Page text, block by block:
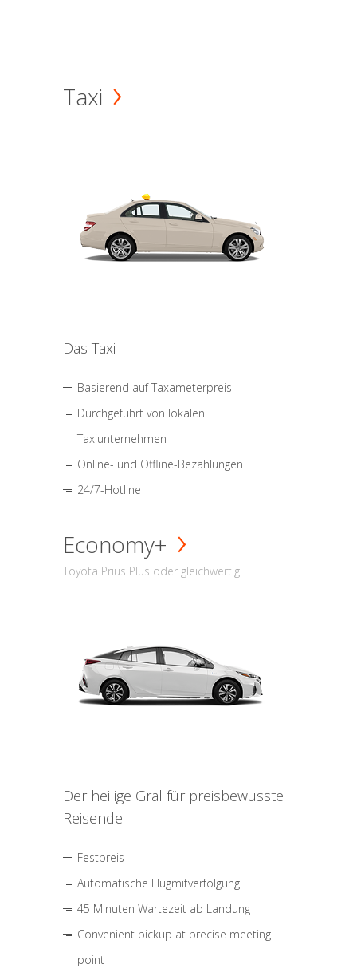
Taxi
Das Taxi
Basierend auf Taxameterpreis
Durchgeführt von lokalen
Taxiunternehmen
Online- und Offline-Bezahlungen
24/7-Hotline
Economy+
Toyota Prius Plus oder gleichwertig
Der heilige Gral für preisbewusste
Reisende
Festpreis
Automatische Flugmitverfolgung
45 Minuten Wartezeit ab Landung
Convenient pickup at precise meeting
point